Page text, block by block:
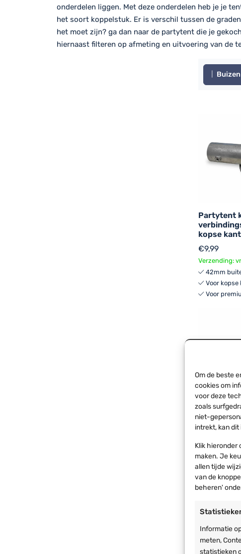
Om de beste
cookies om
voor deze
zoals
niet-
intrekt, kan
Klik hieronder
maken. Je
allen tijde
van de
beheren'
Informatie
meten,
statistieken
onderdelen liggen. Met deze onderdelen heb je je
het soort koppelstuk. Er is verschil tussen de
het moet zijn? ga dan naar de partytent die je
hiernaast filteren op afmeting en uitvoering van de
Buizen
Partytent
kopse kant
€9,99
Verzending:
42mm
Voor
Voor
Partytent
hoek
€9,99
Verzending:
42mm
Vastzetten
Voor